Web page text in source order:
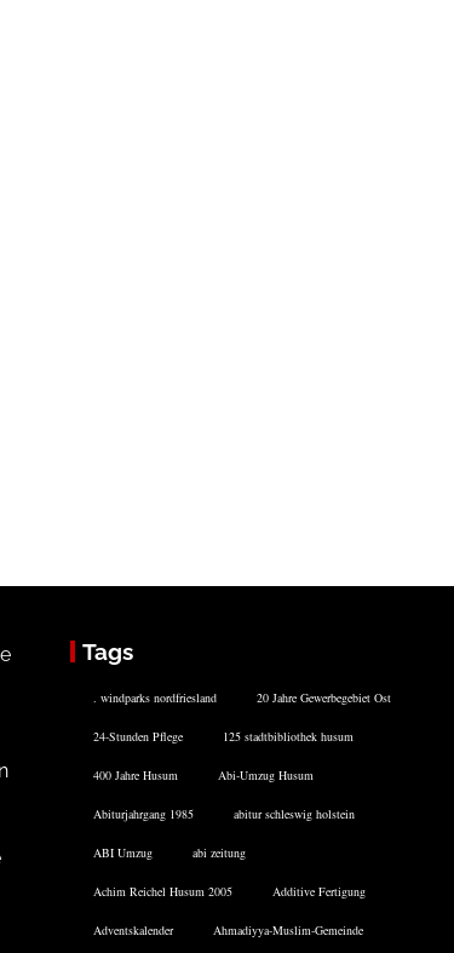
Tags
. windparks nordfriesland 20 Jahre Gewerbegebiet Ost
24-Stunden Pflege 125 stadtbibliothek husum
400 Jahre Husum Abi-Umzug Husum
Abiturjahrgang 1985 abitur schleswig holstein
ABI Umzug abi zeitung
Achim Reichel Husum 2005 Additive Fertigung
Adventskalender Ahmadiyya-Muslim-Gemeinde